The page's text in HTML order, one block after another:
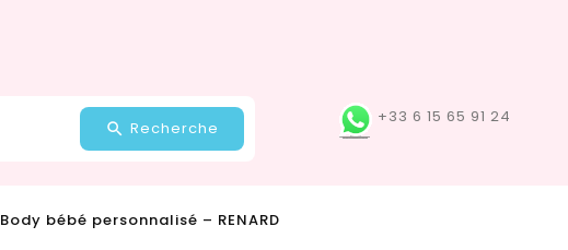
+33 6 15 65 91 24
Recherche
Body bébé personnalisé – RENARD